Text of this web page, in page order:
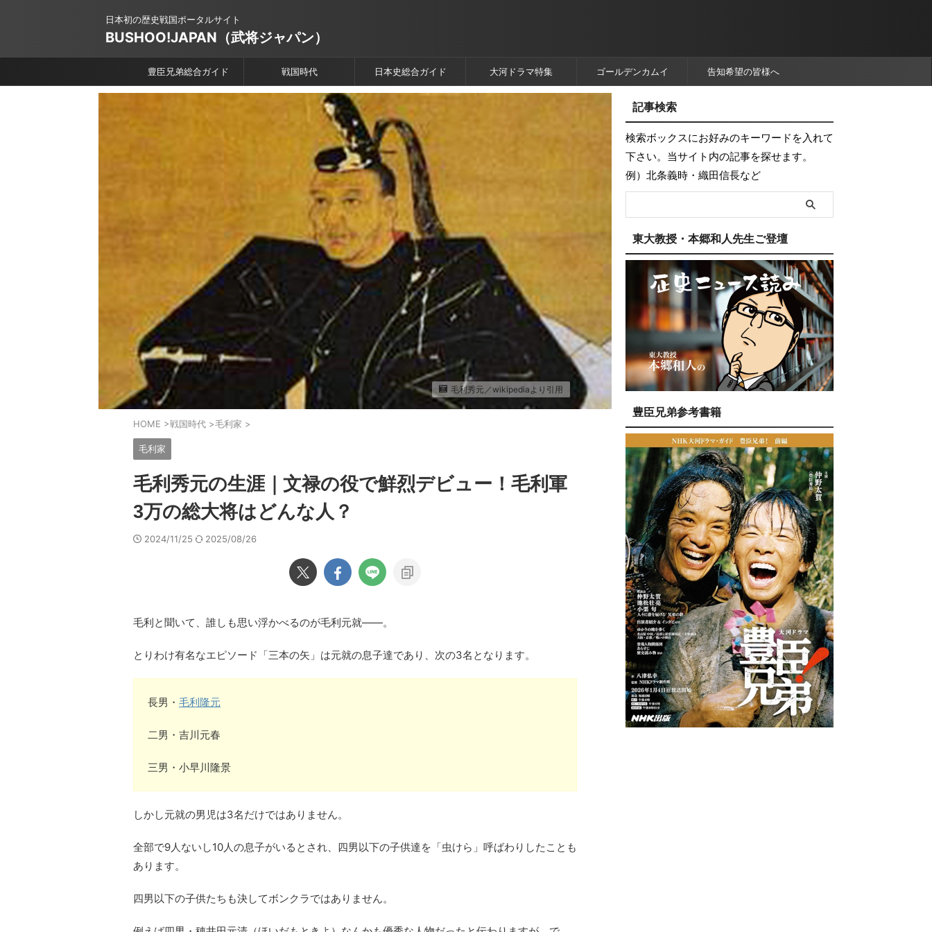
日本初の歴史戦国ポータルサイト
BUSHOO!JAPAN（武将ジャパン）
豊臣兄弟総合ガイド 戦国時代 日本史総合ガイド 大河ドラマ特集 ゴールデンカムイ 告知希望の皆様へ
毛利秀元／wikipediaより引用
HOME >戦国時代 >毛利家 >
毛利家
毛利秀元の生涯｜文禄の役で鮮烈デビュー！毛利軍
3万の総大将はどんな人？
2024/11/25 2025/08/26
毛利と聞いて、誰しも思い浮かべるのが毛利元就――。
とりわけ有名なエピソード「三本の矢」は元就の息子達であり、次の3名となります。
長男・ 毛利隆元
二男・吉川元春
三男・小早川隆景
しかし元就の男児は3名だけではありません。
全部で9人ないし10人の息子がいるとされ、四男以下の子供達を「虫けら」呼ばわりしたことも
あります。
四男以下の子供たちも決してボンクラではありません。
記事検索
検索ボックスにお好みのキーワードを入れて
下さい。当サイト内の記事を探せます。
例）北条義時・織田信長など
東大教授・本郷和人先生ご登壇
豊臣兄弟参考書籍